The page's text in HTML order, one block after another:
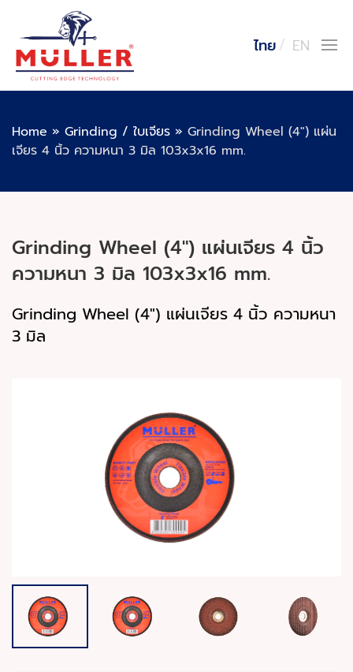
ไทย EN
Home » Grinding / ใบเจียร » Grinding Wheel (4″) แผ่น
เจียร 4 นิ้ว ความหนา 3 มิล 103x3x16 mm.
Grinding Wheel (4″) แผ่นเจียร 4 นิ้ว
ความหนา 3 มิล 103x3x16 mm.
Grinding Wheel (4") แผ่นเจียร 4 นิ้ว ความหนา
3 มิล